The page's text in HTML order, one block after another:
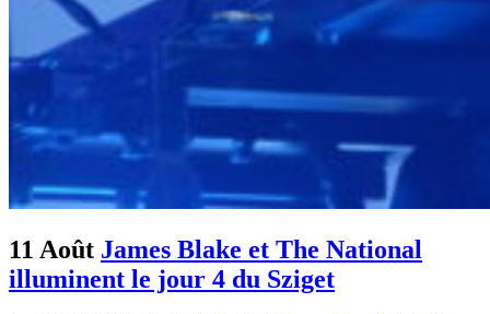
11 Août James Blake et The National
illuminent le jour 4 du Sziget